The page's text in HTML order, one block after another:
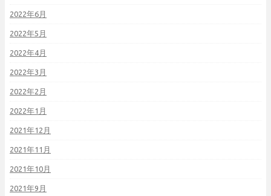
2022年6月
2022年5月
2022年4月
2022年3月
2022年2月
2022年1月
2021年12月
2021年11月
2021年10月
2021年9月